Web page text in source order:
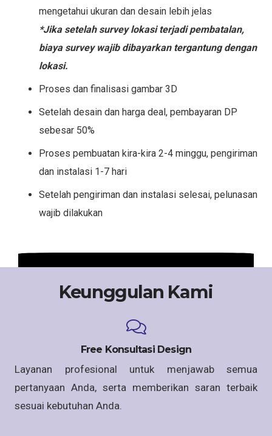
mengetahui ukuran dan desain lebih jelas
*Jika setelah survey lokasi terjadi pembatalan,
biaya survey wajib dibayarkan tergantung dengan
lokasi.
Proses dan finalisasi gambar 3D
Setelah desain dan harga deal, pembayaran DP
sebesar 50%
Proses pembuatan kira-kira 2-4 minggu, pengiriman
dan instalasi 1-7 hari
Setelah pengiriman dan instalasi selesai, pelunasan
wajib dilakukan
Keunggulan Kami
Free Konsultasi Design
Layanan profesional untuk menjawab semua
pertanyaan Anda, serta memberikan saran terbaik
sesuai kebutuhan Anda.